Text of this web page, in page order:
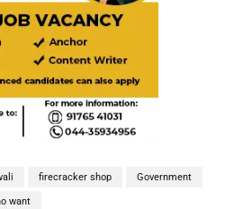
firecracker shop Government
want